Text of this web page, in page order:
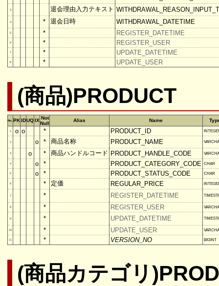
3 退会理由入力テキスト
4 * 退会日時 WITHDRAWAL_DATETIME
5 * REGISTER_DATETIME
6 * REGISTER_USER
7 * UPDATE_DATETIME
8 * UPDATE_USER
(商品)PRODUCT
No.PKIDUQIX Not
Null
Alias Name
1 o o * PRODUCT_ID
2 o * 商品名称 PRODUCT_NAME
3 o * 商品ハンドルコード PRODUCT_HANDLE_CODE
4 o * PRODUCT_CATEGORY_CODE CHAR
5 o * PRODUCT_STATUS_CODE CHAR
6 * 定価 REGULAR_PRICE
7 * REGISTER_DATETIME
8 * REGISTER_USER
9 * UPDATE_DATETIME
10 * UPDATE_USER
11 * VERSION_NO BIGINT
(商品カテゴリ